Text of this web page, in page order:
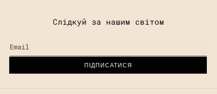
Слідкуй за нашим світом
Email
ПІДПИСАТИСЯ